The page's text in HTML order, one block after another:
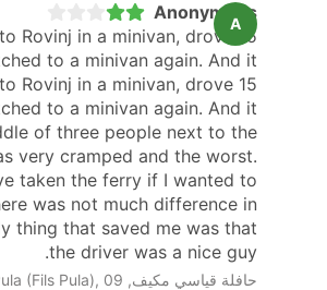
A
Anonymous
Rovinj in a minivan, drove 15
to a minivan again. And it
Rovinj in a minivan, drove 15
to a minivan again. And it
of three people next to the
very cramped and the worst.
taken the ferry if I wanted to
was not much difference in
thing that saved me was that
the driver was a nice guy.
حافلة قياسي مكيف, Fils Pula (Fils Pula), 09‏/01‏/2024